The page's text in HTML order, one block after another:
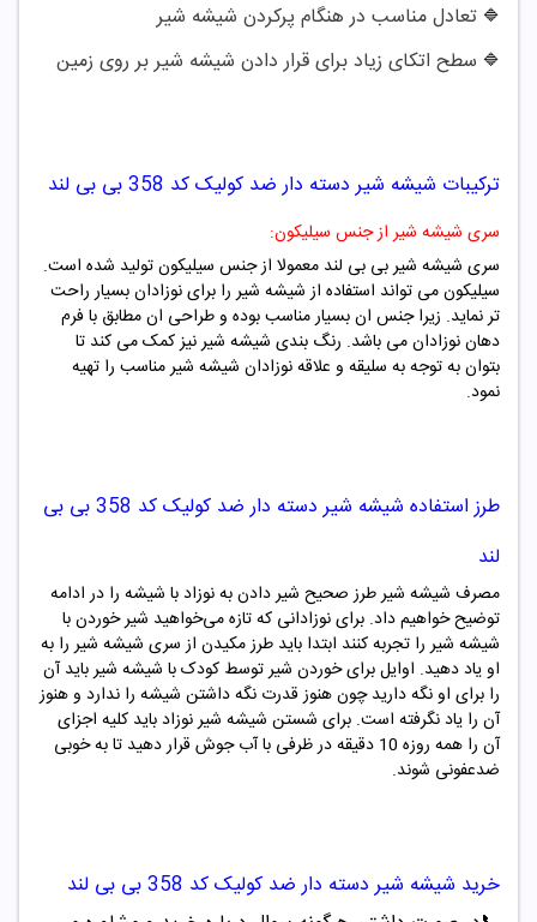
🔷 تعادل مناسب در هنگام پرکردن شیشه شیر
🔷 سطح اتکای زیاد برای قرار دادن شیشه شیر بر روی زمین
ترکیبات شیشه شیر دسته دار ضد کولیک کد 358بی بی لند
سری شیشه شیر از جنس سیلیکون:
سری شیشه شیر بی بی لند معمولا از جنس سیلیکون تولید شده است.
سیلیکون می تواند استفاده از شیشه شیر را برای نوزادان بسیار راحت
تر نماید. زیرا جنس ان بسیار مناسب بوده و طراحی ان مطابق با فرم
دهان نوزادان می باشد. رنگ بندی شیشه شیر نیز کمک می کند تا
بتوان به توجه به سلیقه و علاقه نوزادان شیشه شیر مناسب را تهیه
نمود.
طرز استفاده شیشه شیر دسته دار ضد کولیک کد 358بی بی
لند
مصرف شیشه شیر طرز صحیح شیر دادن به نوزاد با شیشه را در ادامه
توضیح خواهیم داد. برای نوزادانی که تازه می‌خواهید شیر خوردن با
شیشه شیر را تجربه کنند ابتدا باید طرز مکیدن از سری شیشه شیر را به
او یاد دهید. اوایل برای خوردن شیر توسط کودک با شیشه شیر باید آن
را برای او نگه دارید چون هنوز قدرت نگه داشتن شیشه را ندارد و هنوز
آن را یاد نگرفته است. برای شستن شیشه شیر نوزاد باید کلیه اجزای
آن را همه روزه 10 دقیقه در ظرفی با آب جوش قرار دهید تا به خوبی
ضدعفونی شوند.
خرید شیشه شیر دسته دار ضد کولیک کد 358بی بی لند